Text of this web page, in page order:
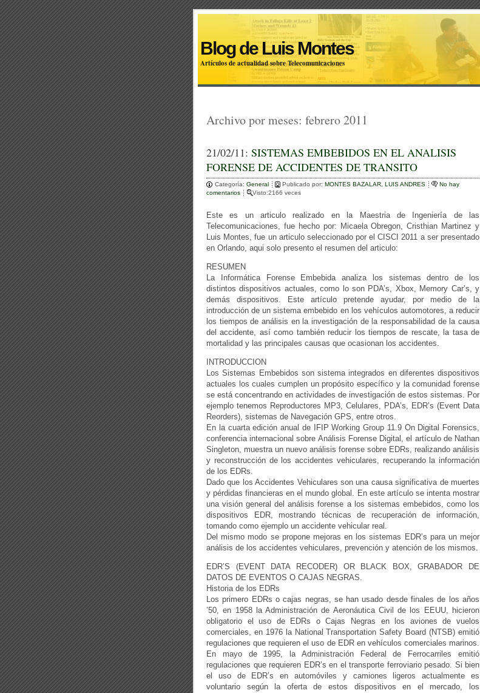
Blog de Luis Montes
Artículos de actualidad sobre Telecomunicaciones
Archivo por meses: febrero 2011
21/02/11: SISTEMAS EMBEBIDOS EN EL ANALISIS
FORENSE DE ACCIDENTES DE TRANSITO
Categoría: General Publicado por: MONTES BAZALAR, LUIS ANDRES
No hay
comentarios
Visto:2166 veces
Este es un articulo realizado en la Maestria de Ingeniería de las
Telecomunicaciones, fue hecho por: Micaela Obregon, Cristhian Martinez y
Luis Montes, fue un articulo seleccionado por el CISCI 2011 a ser presentado
en Orlando, aqui solo presento el resumen del articulo:
RESUMEN
La Informática Forense Embebida analiza los sistemas dentro de los
distintos dispositivos actuales, como lo son PDA’s, Xbox, Memory Car’s, y
demás dispositivos. Este artículo pretende ayudar, por medio de la
introducción de un sistema embebido en los vehículos automotores, a reducir
los tiempos de análisis en la investigación de la responsabilidad de la causa
del accidente, así como también reducir los tiempos de rescate, la tasa de
mortalidad y las principales causas que ocasionan los accidentes.
INTRODUCCION
Los Sistemas Embebidos son sistema integrados en diferentes dispositivos
actuales los cuales cumplen un propósito específico y la comunidad forense
se está concentrando en actividades de investigación de estos sistemas. Por
ejemplo tenemos Reproductores MP3, Celulares, PDA’s, EDR’s (Event Data
Reorders), sistemas de Navegación GPS, entre otros.
En la cuarta edición anual de IFIP Working Group 11.9 On Digital Forensics,
conferencia internacional sobre Análisis Forense Digital, el artículo de Nathan
Singleton, muestra un nuevo análisis forense sobre EDRs, realizando análisis
y reconstrucción de los accidentes vehiculares, recuperando la información
de los EDRs.
Dado que los Accidentes Vehiculares son una causa significativa de muertes
y pérdidas financieras en el mundo global. En este artículo se intenta mostrar
una visión general del análisis forense a los sistemas embebidos, como los
dispositivos EDR, mostrando técnicas de recuperación de información,
tomando como ejemplo un accidente vehicular real.
Del mismo modo se propone mejoras en los sistemas EDR’s para un mejor
análisis de los accidentes vehiculares, prevención y atención de los mismos.
EDR’S (EVENT DATA RECODER) OR BLACK BOX, GRABADOR DE
DATOS DE EVENTOS O CAJAS NEGRAS.
Historia de los EDRs
Los primero EDRs o cajas negras, se han usado desde finales de los años
’50, en 1958 la Administración de Aeronáutica Civil de los EEUU, hicieron
obligatorio el uso de EDRs o Cajas Negras en los aviones de vuelos
comerciales, en 1976 la National Transportation Safety Board (NTSB) emitió
regulaciones que requieren el uso de EDR en vehículos comerciales marinos.
En mayo de 1995, la Administración Federal de Ferrocarriles emitió
regulaciones que requieren EDR’s en el transporte ferroviario pesado. Si bien
el uso de EDR’s en automóviles y camiones ligeros actualmente es
voluntario según la oferta de estos dispositivos en el mercado, los